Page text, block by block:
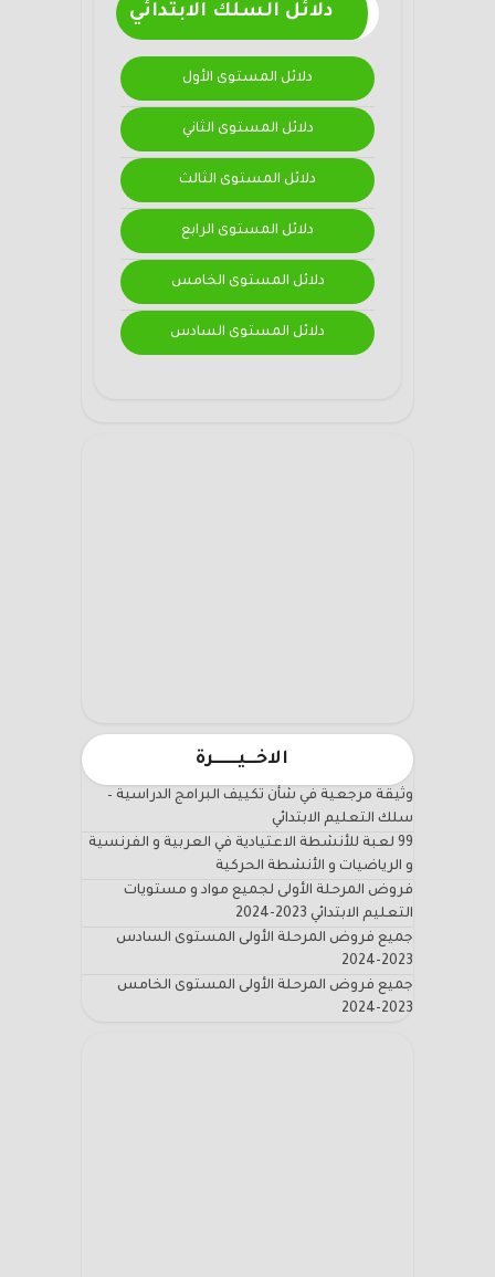
دلائل السلك الابتدائي
دلائل المستوى الأول
دلائل المستوى الثاني
دلائل المستوى الثالث
دلائل المستوى الرابع
دلائل المستوى الخامس
دلائل المستوى السادس
الاخـــيـــــــرة
وثيقة مرجعية في شأن تكييف البرامج الدراسية –
سلك التعليم الابتدائي
99 لعبة للأنشطة الاعتيادية في العربية و الفرنسية
و الرياضيات و الأنشطة الحركية
فروض المرحلة الأولى لجميع مواد و مستويات
التعليم الابتدائي 2023-2024
جميع فروض المرحلة الأولى المستوى السادس
2023-2024
جميع فروض المرحلة الأولى المستوى الخامس
2023-2024